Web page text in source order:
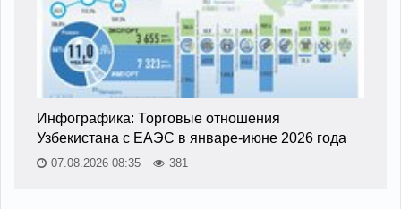
Инфографика: Торговые отношения
Узбекистана с ЕАЭС в январе-июне 2026 года
07.08.2026 08:35 381